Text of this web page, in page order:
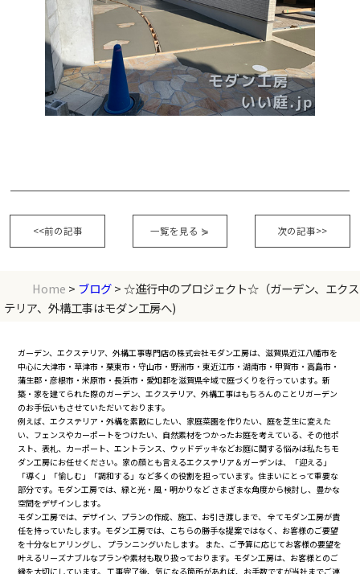
<<前の記事 次の記事>>
一覧を見る ⋟
Home > ブログ> ☆進行中のプロジェクト☆（ガーデン、エクス
テリア、外構工事はモダン工房へ)
ガーデン、エクステリア、外構工事専門店の株式会社モダン工房は、滋賀県近江八幡市を
中心に大津市・草津市・栗東市・守山市・野洲市・東近江市・湖南市・甲賀市・高島市・
蒲生郡・彦根市・米原市・長浜市・愛知郡を滋賀県全域で庭づくりを行っています。新
築・家を建てられた際のガーデン、エクステリア、外構工事はもちろんのことリガーデン
のお手伝いもさせていただいております。
例えば、エクステリア・外構を素敵にしたい、家庭菜園を作りたい、庭を芝生に変えた
い、フェンスやカーポートをつけたい、自然素材をつかったお庭を考えている、その他ポ
スト、表札、カーポート、エントランス、ウッドデッキなどお庭に関する悩みは私たちモ
ダン工房にお任せください。家の顔とも言えるエクステリア＆ガーデンは、「迎える」
「導く」「愉しむ」「調和する」など多くの役割を担っています。住まいにとって重要な
部分です。モダン工房では、緑と光・風・明かりなど さまざまな角度から検討し、豊かな
空間をデザインします。
モダン工房では、デザイン、プランの作成、施工、お引き渡しまで、 全てモダン工房が責
任を持っていたします。モダン工房では、こちらの勝手な提案ではなく、お客様のご要望
を十分なヒアリングし、 プランニングいたします。 また、ご予算に応じてお客様の要望を
叶えるリーズナブルなプランや素材も取り扱っております。モダン工房は、お客様とのご
縁を大切にしています。 工事完了後、気になる箇所があれば、お手数ですが当社までご連